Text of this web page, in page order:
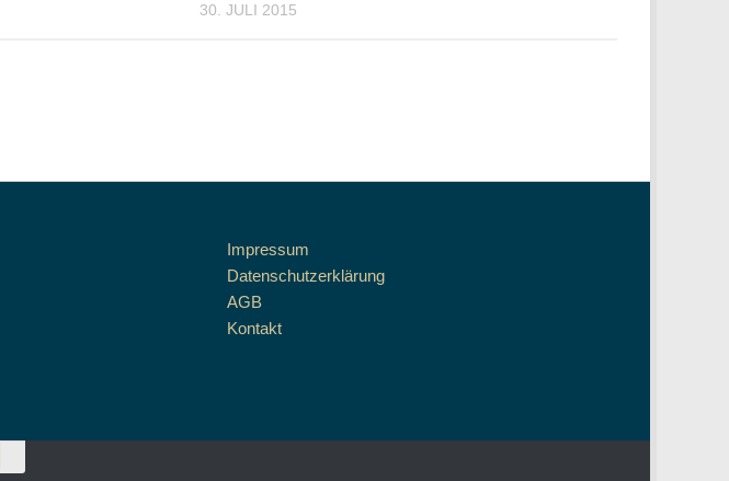
30. JULI 2015
Impressum
Datenschutzerklärung
AGB
Kontakt